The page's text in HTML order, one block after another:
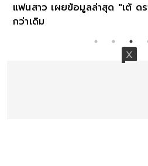
สาว เผยข้อมูลล่าสุด "เต้ ดราก้อ
เดิม